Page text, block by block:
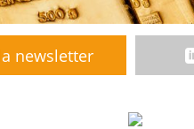
newsletter